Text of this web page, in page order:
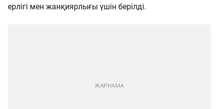
ерлігі мен жанқиярлығы үшін берілді.